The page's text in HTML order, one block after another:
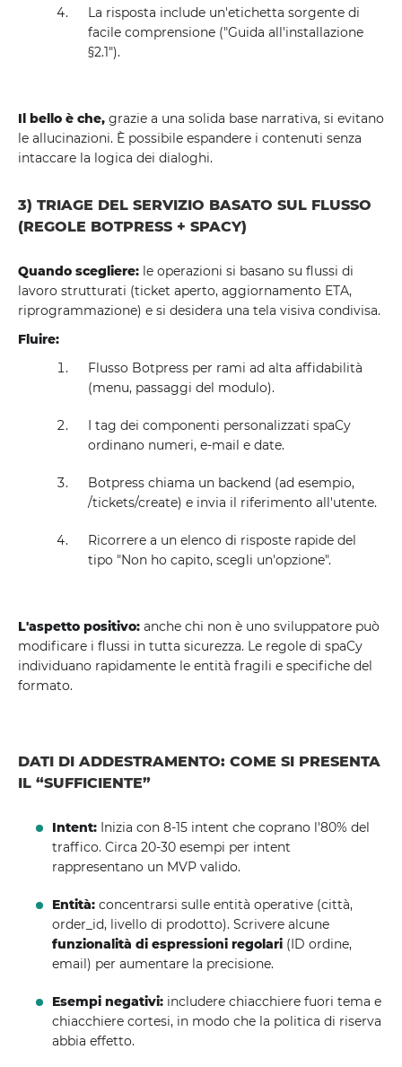
La risposta include un'etichetta sorgente di
facile comprensione ("Guida all'installazione
§2.1").
Il bello è che, grazie a una solida base narrativa, si evitano
le allucinazioni. È possibile espandere i contenuti senza
intaccare la logica dei dialoghi.
3) TRIAGE DEL SERVIZIO BASATO SUL FLUSSO
(REGOLE BOTPRESS + SPACY)
Quando scegliere: le operazioni si basano su flussi di
lavoro strutturati (ticket aperto, aggiornamento ETA,
riprogrammazione) e si desidera una tela visiva condivisa.
Fluire:
Flusso Botpress per rami ad alta affidabilità
(menu, passaggi del modulo).
I tag dei componenti personalizzati spaCy
ordinano numeri, e-mail e date.
Botpress chiama un backend (ad esempio,
/tickets/create) e invia il riferimento all'utente.
Ricorrere a un elenco di risposte rapide del
tipo "Non ho capito, scegli un'opzione".
L'aspetto positivo: anche chi non è uno sviluppatore può
modificare i flussi in tutta sicurezza. Le regole di spaCy
individuano rapidamente le entità fragili e specifiche del
formato.
DATI DI ADDESTRAMENTO: COME SI PRESENTA
IL “SUFFICIENTE”
Intent: Inizia con 8-15 intent che coprano l'80% del
traffico. Circa 20-30 esempi per intent
rappresentano un MVP valido.
Entità: concentrarsi sulle entità operative (città,
order_id, livello di prodotto). Scrivere alcune
funzionalità di espressioni regolari (ID ordine,
email) per aumentare la precisione.
Esempi negativi: includere chiacchiere fuori tema e
chiacchiere cortesi, in modo che la politica di riserva
abbia effetto.